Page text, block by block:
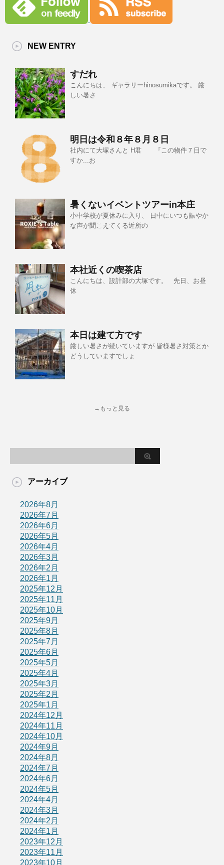
NEW ENTRY
すだれ
こんにちは、 ギャラリーhinosumikaです。 厳
しい暑さ
明日は令和８年８月８日
社内にて大塚さんと H君 『この物件７日で
すか...お
暑くないイベントツアーin本庄
小中学校が夏休みに入り、 日中にいつも賑やか
な声が聞こえてくる近所の
本社近くの喫茶店
こんにちは、設計部の大塚です。 先日、お昼
休
本日は建て方です
厳しい暑さが続いていますが 皆様暑さ対策とか
どうしていますでしょ
→もっと見る
アーカイブ
2026年8月
2026年7月
2026年6月
2026年5月
2026年4月
2026年3月
2026年2月
2026年1月
2025年12月
2025年11月
2025年10月
2025年9月
2025年8月
2025年7月
2025年6月
2025年5月
2025年4月
2025年3月
2025年2月
2025年1月
2024年12月
2024年11月
2024年10月
2024年9月
2024年8月
2024年7月
2024年6月
2024年5月
2024年4月
2024年3月
2024年2月
2024年1月
2023年12月
2023年11月
2023年10月